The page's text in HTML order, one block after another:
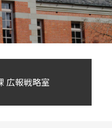
広報戦略室